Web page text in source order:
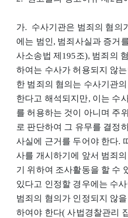
가. 수사기관은 범죄의 혐의
에는 범인, 범죄사실과 증거
사소송법 제195조), 범죄의
하여는 수사가 허용되지 않
한 범죄의 혐의는 수사기관
한다고 해석되지만, 이는 수
를 허용하는 것이 아니며 주
로 판단하여 그 유무를 결정
사실에 근거를 두어야 한다.
사를 개시하기에 앞서 범죄
기 위하여 조사활동을 할 수
있다고 인정할 경우에는 수
범죄의 혐의가 인정되지 않
하여야 한다( 사법경찰관리